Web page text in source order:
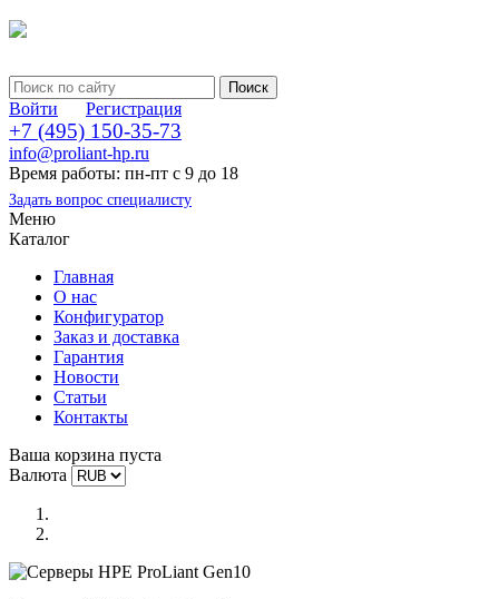
Войти Регистрация
+7 (495) 150-35-73
info@proliant-hp.ru
Время работы: пн-пт с 9 до 18
Задать вопрос специалисту
Меню
Каталог
Главная
О нас
Конфигуратор
Заказ и доставка
Гарантия
Новости
Статьи
Контакты
Ваша корзина пуста
Валюта